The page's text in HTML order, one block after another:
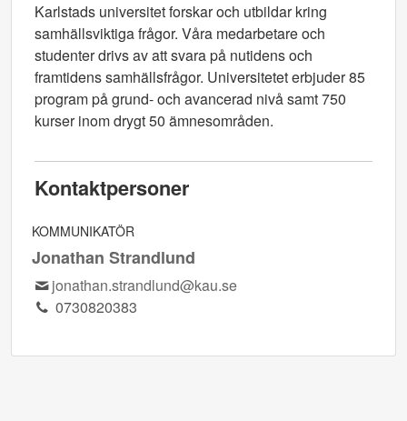
Karlstads universitet forskar och utbildar kring
samhällsviktiga frågor. Våra medarbetare och
studenter drivs av att svara på nutidens och
framtidens samhällsfrågor. Universitetet erbjuder 85
program på grund- och avancerad nivå samt 750
kurser inom drygt 50 ämnesområden.
Kontaktpersoner
KOMMUNIKATÖR
Jonathan Strandlund
jonathan.strandlund@kau.se
0730820383